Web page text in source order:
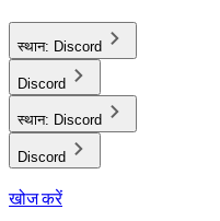
स्थान: Discord
Discord
स्थान: Discord
Discord
खोज करें